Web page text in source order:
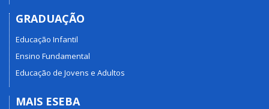
GRADUAÇÃO
Educação Infantil
Ensino Fundamental
Educação de Jovens e Adultos
MAIS ESEBA